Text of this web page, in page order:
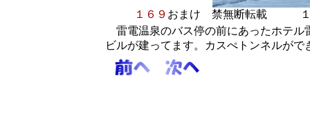
１６９ おまけ 禁無断転
雷電温泉のバス停の前にあったホテル
ビルが建ってます。カスぺトンネルが